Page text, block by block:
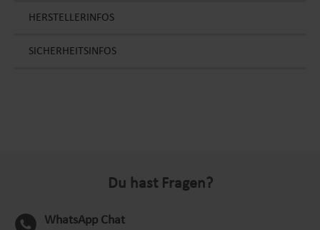
HERSTELLERINFOS
SICHERHEITSINFOS
Du hast Fragen?
WhatsApp Chat